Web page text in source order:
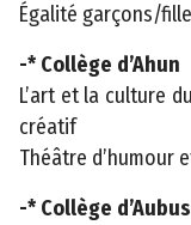
Égalité garçons/
-* Collège d’Ahun
L’art et la culture
créatif
Théâtre d’humour
-* Collège